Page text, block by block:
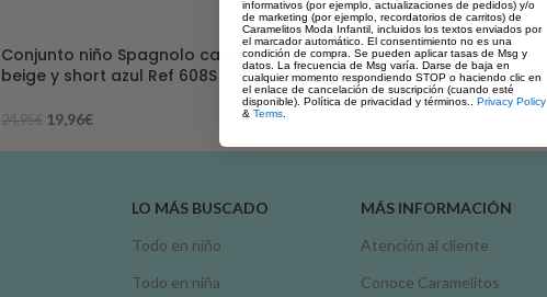
Conjunto niño Spagnolo camiseta
beige y short azul Ref 608S
24,95€ 19,96€
LO MÁS BUSCADO
Todo en niño
Todo en niña
MÁS INFORMACIÓN
Atención al cliente
Conoce Caramelitos
informativos (por ejemplo, actualizaciones de pedidos) y/o
de marketing (por ejemplo, recordatorios de carritos) de
Caramelitos Moda Infantil, incluidos los textos enviados por
el marcador automático. El consentimiento no es una
condición de compra. Se pueden aplicar tasas de Msg y
datos. La frecuencia de Msg varía. Darse de baja en
cualquier momento respondiendo STOP o haciendo clic en
el enlace de cancelación de suscripción (cuando esté
disponible). Política de privacidad y términos.. Privacy Policy
& Terms